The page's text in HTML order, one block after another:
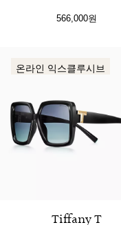
566,000원
온라인 익스클루시브
Tiffany T